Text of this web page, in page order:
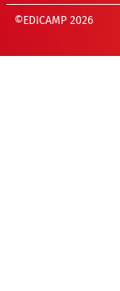
©EDICAMP 2026